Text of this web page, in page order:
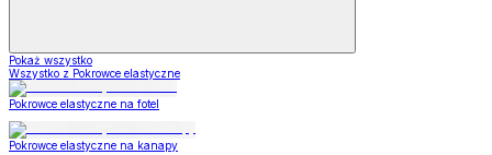
Pokaż wszystko
Wszystko z Pokrowce elastyczne
Pokrowce elastyczne na fotel
Pokrowce elastyczne na kanapy